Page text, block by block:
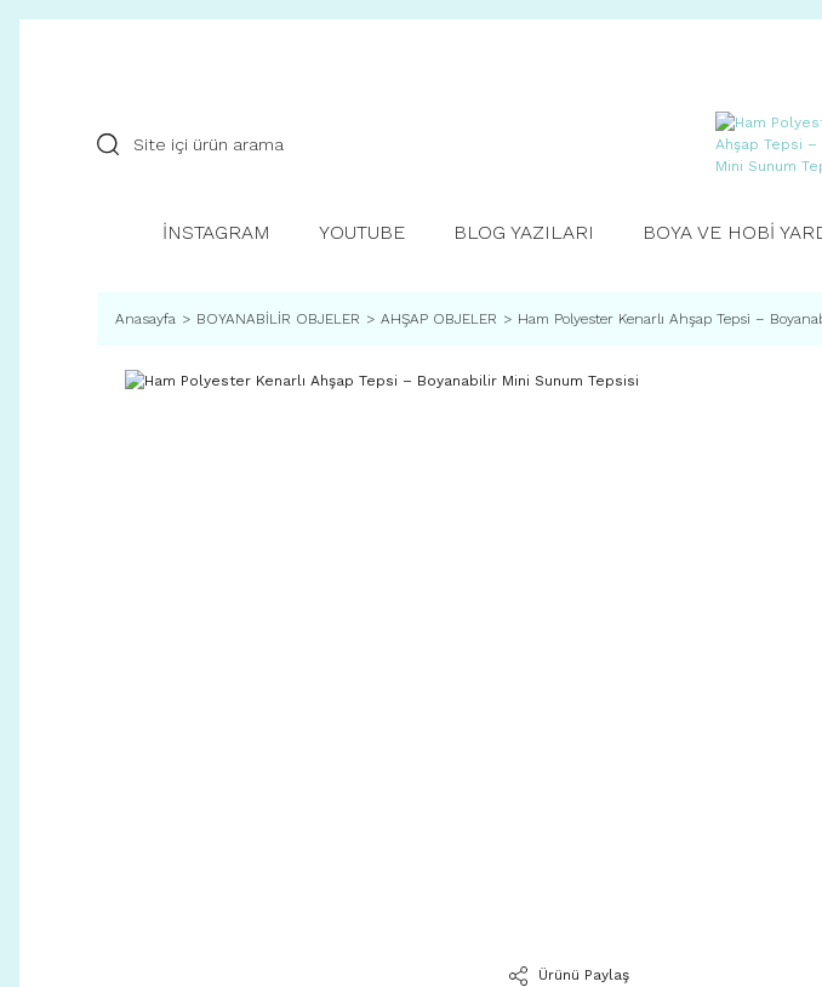
İNSTAGRAM YOUTUBE BLOG YAZILARI BOYA VE HOBİ
Anasayfa BOYANABİLİR OBJELER AHŞAP OBJELER Ham Polyester Kenarlı Ahşap Tepsi –
Ürünü Paylaş